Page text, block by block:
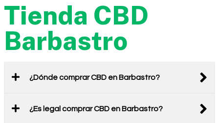
Tienda CBD
Barbastro
¿Dónde comprar CBD en Barbastro?
¿Es legal comprar CBD en Barbastro?